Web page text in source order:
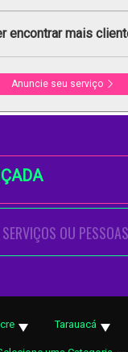
encontrar mais
Anuncie seu serviço
Tarauacá